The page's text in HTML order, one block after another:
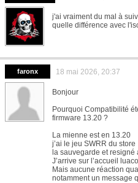
j'ai vraiment du mal à
quelle différence avec
faronx 18 mai 2026, 20:37
Bonjour
Pourquoi Compatibilité
firmware 13.20 ?
La mienne est en 13.20
j’ai le jeu SWRR du store
la sauvegarde et resigné
J’arrive sur l’accueil
Mais aucune réaction
notamment un message